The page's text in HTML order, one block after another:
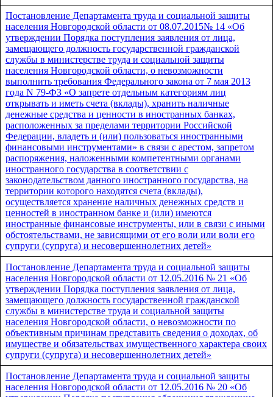
Постановление Департамента труда и социальной защиты
населения Новгородской области от 08.07.2015№ 14 «Об
утверждении Порядка поступления заявления от лица,
замещающего должность государственной гражданской
службы в министерстве труда и социальной защиты
населения Новгородской области, о невозможности
выполнить требования Федерального закона от 7 мая 2013
года N 79-ФЗ «О запрете отдельным категориям лиц
открывать и иметь счета (вклады), хранить наличные
денежные средства и ценности в иностранных банках,
расположенных за пределами территории Российской
Федерации, владеть и (или) пользоваться иностранными
финансовыми инструментами» в связи с арестом, запретом
распоряжения, наложенными компетентными органами
иностранного государства в соответствии с
законодательством данного иностранного государства, на
территории которого находятся счета (вклады),
осуществляется хранение наличных денежных средств и
ценностей в иностранном банке и (или) имеются
иностранные финансовые инструменты, или в связи с иными
обстоятельствами, не зависящими от его воли или воли его
супруги (супруга) и несовершеннолетних детей»
Постановление Департамента труда и социальной защиты
населения Новгородской области от 12.05.2016 № 21 «Об
утверждении Порядка поступления заявления от лица,
замещающего должность государственной гражданской
службы в министерстве труда и социальной защиты
населения Новгородской области, о невозможности по
объективным причинам представить сведения о доходах, об
имуществе и обязательствах имущественного характера своих
супруги (супруга) и несовершеннолетних детей»
Постановление Департамента труда и социальной защиты
населения Новгородской области от 12.05.2016 № 20 «Об